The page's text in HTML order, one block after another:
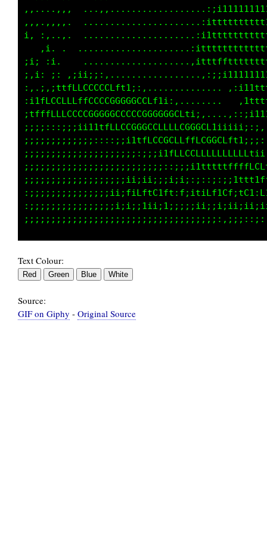
,,....,,,
,,..,,,,.
;, :,..,.
. ,i. .
;i; ;i
:,i: ;,.,;ii;::,....................... ,: .,
:..;,;1tffLLCCCLLfti;:,..............   .,
:i1fLLLLLfffLCCCCCCCCCLft1;:,........
Text Colour:
Source:
GIF on Giphy - Original Source